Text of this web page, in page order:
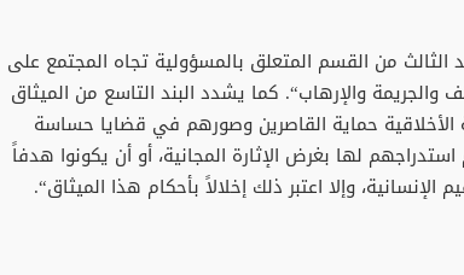
الثالث من القسم المتعلق بالمسؤولية تجاه المجتمع على
والإرهاب“. كما يشدد البند التاسع من الميثاق
حماية القاصرين وصورهم في قضايا حساسة
لها بغرض الإثارة المجانية، أو أن يكونوا هدفاً
وإلا اعتبر ذلك إخلالاً بأحكام هذا الميثاق“.